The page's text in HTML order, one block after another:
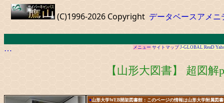
(C)1996-2026 Copyright データベースアメニ
… メニュー サイトマップ J-GLOBAL ReaD
【山形大図書】 超図
●山形大学WEB開架図書館：このページの情報は山形大学附属図